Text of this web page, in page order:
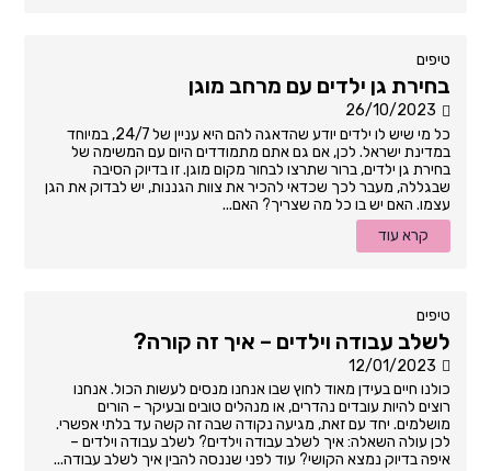
טיפים
בחירת גן ילדים עם מרחב מוגן
26/10/2023
כל מי שיש לו ילדים יודע שהדאגה להם היא עניין של 24/7, במיוחד
במדינת ישראל. לכן, אם גם אתם מתמודדים היום עם המשימה של
בחירת גן ילדים, ברור שתרצו לבחור מקום מוגן. זו בדיוק הסיבה
שבגללה, מעבר לכך שכדאי להכיר את צוות הגננות, יש לבדוק את הגן
עצמו. האם יש בו כל מה שצריך? האם...
קרא עוד
טיפים
לשלב עבודה וילדים – איך זה קורה?
12/01/2023
כולנו חיים בעידן מאוד לחוץ שבו אנחנו מנסים לעשות הכול. אנחנו
רוצים להיות עובדים נהדרים, או מנהלים טובים ובעיקר – הורים
מושלמים. יחד עם זאת, מגיעה נקודה שבה זה קשה עד בלתי אפשרי.
לכן עולה השאלה: איך לשלב עבודה וילדים? לשלב עבודה וילדים –
איפה בדיוק נמצא הקושי? עוד לפני שננסה להבין איך לשלב עבודה...